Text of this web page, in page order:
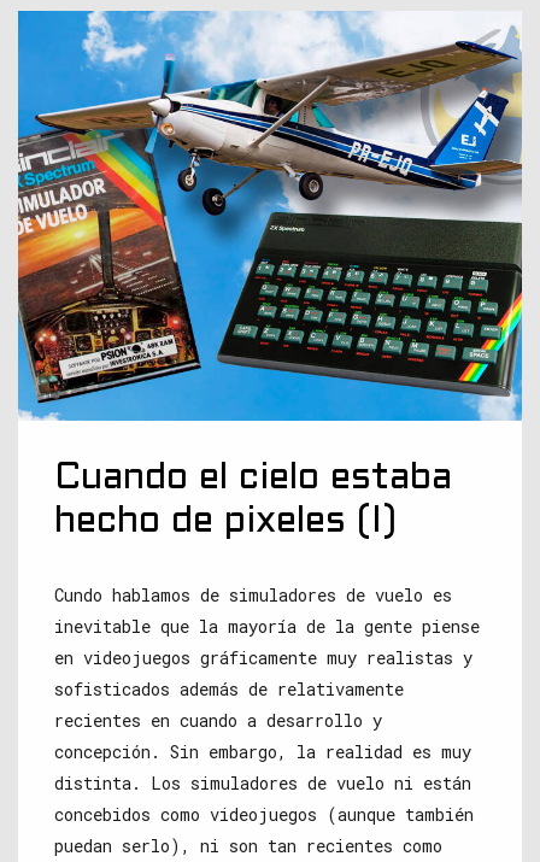
Cuando el cielo estaba
hecho de pixeles (I)
Cundo hablamos de simuladores de vuelo es
inevitable que la mayoría de la gente piense
en videojuegos gráficamente muy realistas y
sofisticados además de relativamente
recientes en cuando a desarrollo y
concepción. Sin embargo, la realidad es muy
distinta. Los simuladores de vuelo ni están
concebidos como videojuegos (aunque también
puedan serlo), ni son tan recientes como